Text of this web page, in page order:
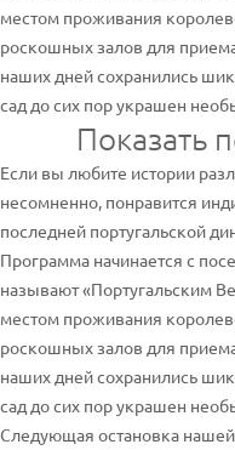
местом проживания
роскошных залов для
наших дней сохранились
сад до сих пор украшен
Показать
Если вы любите истории
несомненно, понравится
последней португальской
Программа начинается с
называют «Португальским
местом проживания
роскошных залов для
наших дней сохранились
сад до сих пор украшен
Следующая остановка